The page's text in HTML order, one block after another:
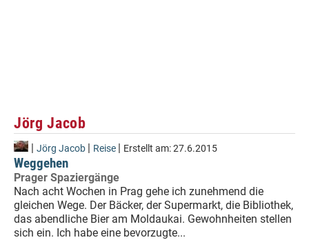
Jörg Jacob
| Jörg Jacob | Reise | Erstellt am:27.6.2015
Weggehen
Prager Spaziergänge
Nach acht Wochen in Prag gehe ich zunehmend die
gleichen Wege. Der Bäcker, der Supermarkt, die Bibliothek,
das abendliche Bier am Moldaukai. Gewohnheiten stellen
sich ein. Ich habe eine bevorzugte...